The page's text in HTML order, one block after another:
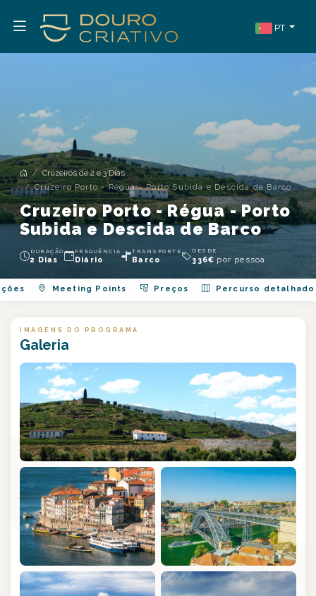
PT
Cruzeiros de 2 e 3 Dias
Cruzeiro Porto - Régua - Porto Subida e Descida de Barco
Cruzeiro Porto - Régua - Porto
Subida e Descida de Barco
DURAÇÃO
2 Dias
FREQUÊNCIA
Diário
TRANSPORTE
Barco
DESDE
336€por pessoa
Meeting Points Preços Percurso detalhado
IMAGENS DO PROGRAMA
Galeria